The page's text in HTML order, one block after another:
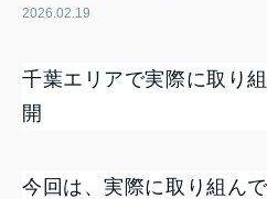
2026.02.19
千葉エリアで実際に取り
開
今回は、実際に取り組ん